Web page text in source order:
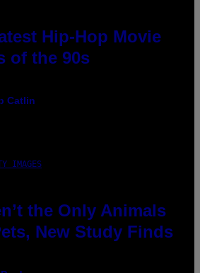
Hip-Hop Movie
of the 90s
Catlin
IMAGES
the Only Animals
New Study Finds